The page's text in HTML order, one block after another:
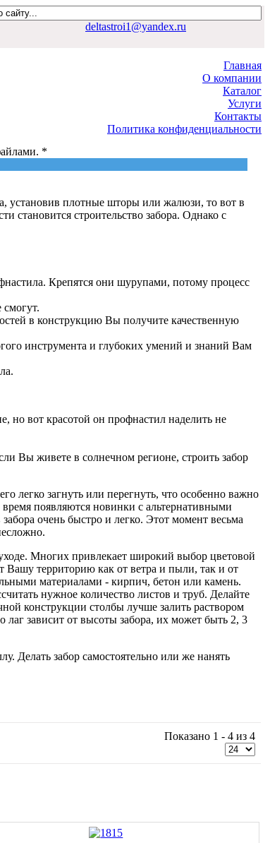
deltastroi1@yandex.ru
Главная
О компании
Каталог
Услуги
Контакты
Политика конфиденциальности
*
установив плотные шторы или жалюзи, то вот в
становится строительство забора. Однако с
Крепятся они шурупами, потому процесс
в конструкцию Вы получите качественную
инструмента и глубоких умений и знаний Вам
но вот красотой он профнастил наделить не
Вы живете в солнечном регионе, строить забор
легко загнуть или перегнуть, что особенно важно
появляются новинки с альтернативными
очень быстро и легко. Этот момент весьма
Многих привлекает широкий выбор цветовой
Вашу территорию как от ветра и пыли, так и от
материалами - кирпич, бетон или камень.
нужное количество листов и труб. Делайте
конструкции столбы лучше залить раствором
лаг зависит от высоты забора, их может быть 2, 3
Делать забор самостоятельно или же нанять
Показано 1 - 4 из 4